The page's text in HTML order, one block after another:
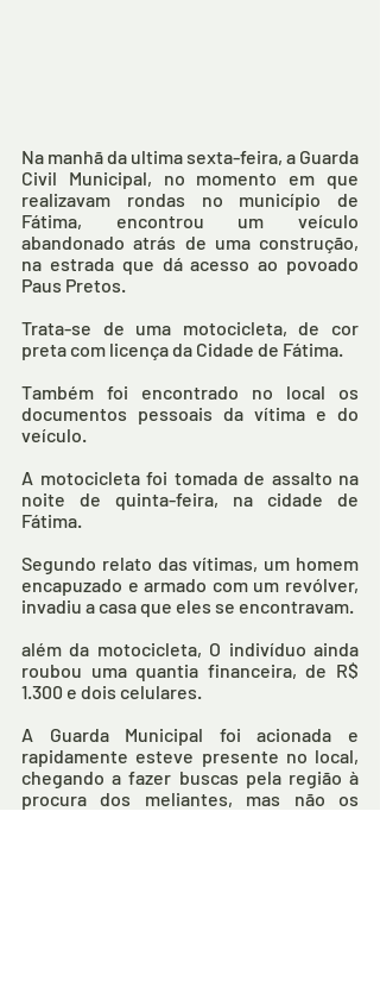
Na manhã da ultima sexta-feira, a Guarda
Civil Municipal, no momento em que
realizavam rondas no município de
Fátima, encontrou um veículo
abandonado atrás de uma construção,
na estrada que dá acesso ao povoado
Paus Pretos.
Trata-se de uma motocicleta, de cor
preta com licença da Cidade de Fátima.
Também foi encontrado no local os
documentos pessoais da vítima e do
veículo.
A motocicleta foi tomada de assalto na
noite de quinta-feira, na cidade de
Fátima.
Segundo relato das vítimas, um homem
encapuzado e armado com um revólver,
invadiu a casa que eles se encontravam.
além da motocicleta, O indivíduo ainda
roubou uma quantia financeira, de R$
1.300 e dois celulares.
A Guarda Municipal foi acionada e
rapidamente esteve presente no local,
chegando a fazer buscas pela região à
procura dos meliantes, mas não os